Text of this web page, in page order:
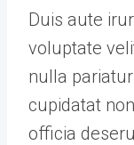
Duis aute
voluptate
nulla
cupidatat
officia